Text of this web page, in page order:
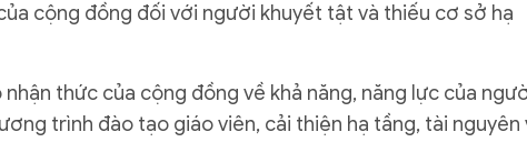
cộng đồng đối với người khuyết tật và thiếu cơ sở hạ
nhận thức của cộng đồng về khả năng, năng lực của
trình đào tạo giáo viên, cải thiện hạ tầng, tài nguyên